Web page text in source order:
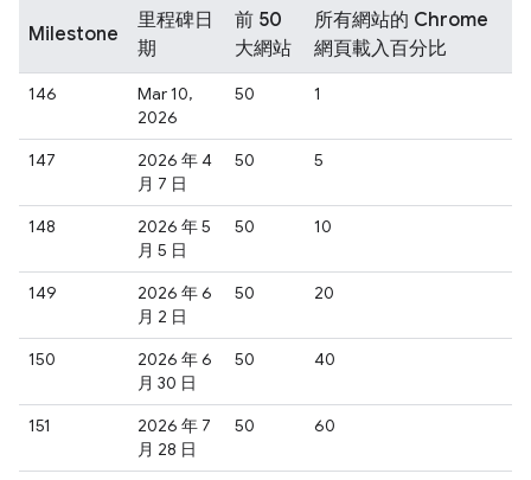
Milestone
里程碑日
期
前 50
大網站
所有網站的 Chrome
網頁載入百分比
146
Mar 10,
2026
50 1
147
2026 年 4
月 7 日
50 5
148
2026 年 5
月 5 日
50 10
149
2026 年 6
月 2 日
50 20
150
2026 年 6
月 30 日
50 40
151
2026 年 7
月 28 日
50 60